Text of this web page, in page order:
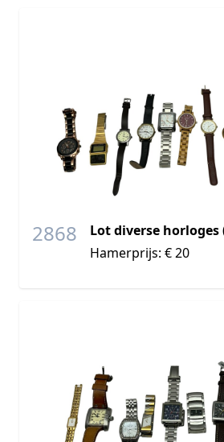
2868
Lot diverse horloges
Hamerprijs: € 20